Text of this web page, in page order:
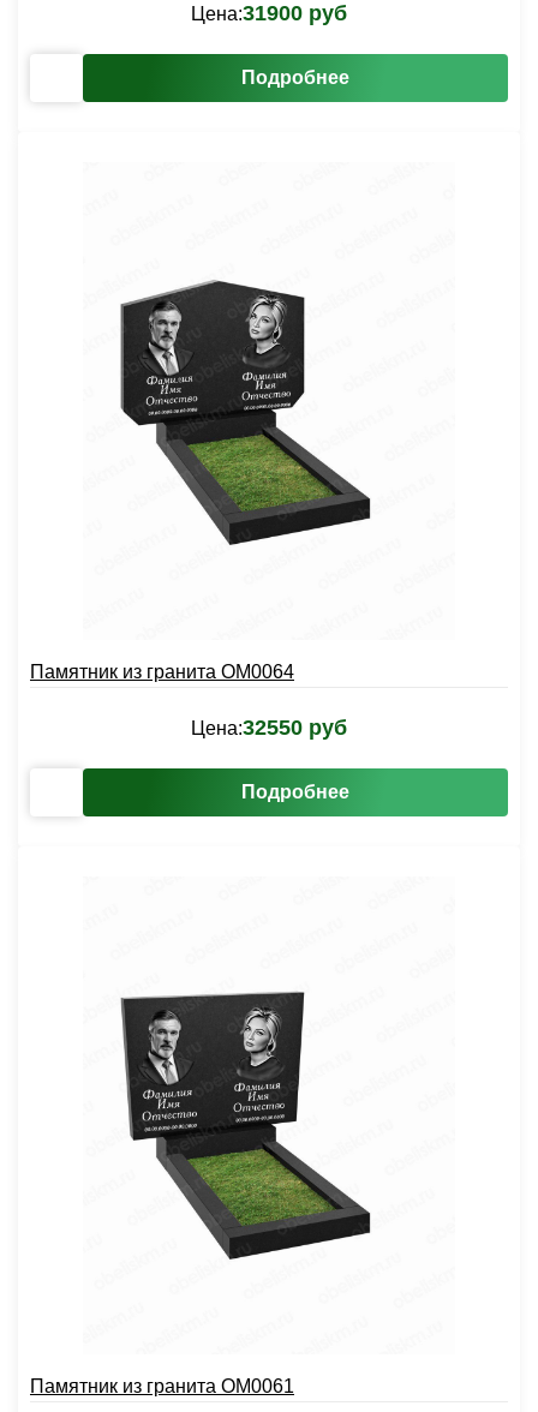
Цена:31900 руб
Подробнее
Памятник из гранита OM0064
Цена:32550 руб
Подробнее
Памятник из гранита OM0061